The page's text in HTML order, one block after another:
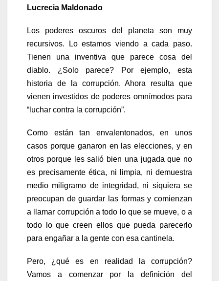
Lucrecia Maldonado
Los poderes oscuros del planeta son muy
recursivos. Lo estamos viendo a cada paso.
Tienen una inventiva que parece cosa del
diablo. ¿Solo parece? Por ejemplo, esta
historia de la corrupción. Ahora resulta que
vienen investidos de poderes omnímodos para
“luchar contra la corrupción”.
Como están tan envalentonados, en unos
casos porque ganaron en las elecciones, y en
otros porque les salió bien una jugada que no
es precisamente ética, ni limpia, ni demuestra
medio miligramo de integridad, ni siquiera se
preocupan de guardar las formas y comienzan
a llamar corrupción a todo lo que se mueve, o a
todo lo que creen ellos que pueda parecerlo
para engañar a la gente con esa cantinela.
Pero, ¿qué es en realidad la corrupción?
Vamos a comenzar por la definición del